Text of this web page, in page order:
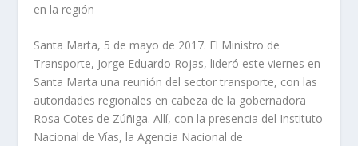
en la región
Santa Marta, 5 de mayo de 2017. El Ministro de
Transporte, Jorge Eduardo Rojas, lideró este viernes en
Santa Marta una reunión del sector transporte, con las
autoridades regionales en cabeza de la gobernadora
Rosa Cotes de Zúñiga. Allí, con la presencia del Instituto
Nacional de Vías, la Agencia Nacional de